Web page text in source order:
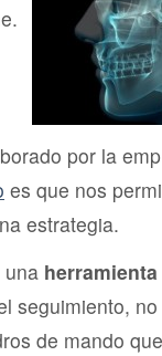
por la
es que nos
estrategia.
una
seguimiento,
de mando